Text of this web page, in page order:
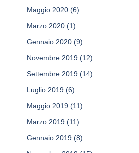
Maggio 2020 (6)
Marzo 2020 (1)
Gennaio 2020 (9)
Novembre 2019 (12)
Settembre 2019 (14)
Luglio 2019 (6)
Maggio 2019 (11)
Marzo 2019 (11)
Gennaio 2019 (8)